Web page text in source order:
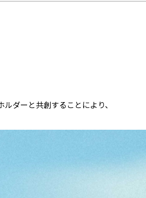
ダーと共創することにより、